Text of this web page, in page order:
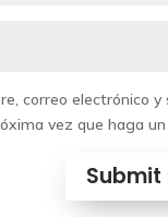
correo electrónico
vez que haga
Submit